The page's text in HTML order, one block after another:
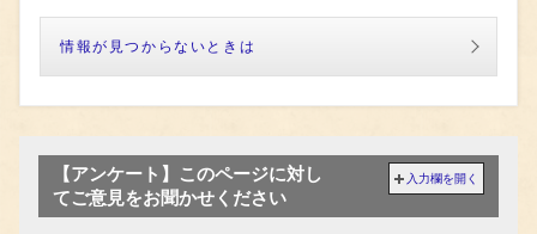
情報が見つからないときは
【アンケート】このページに対し
てご意見をお聞かせください
入力欄を開く